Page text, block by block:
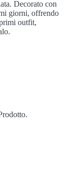
Decorato con
giorni, offrendo
outfit,